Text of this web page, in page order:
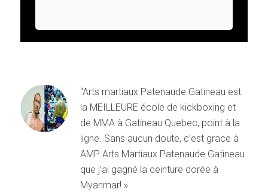
“Arts martiaux Patenaude Gatineau est
la MEILLEURE école de kickboxing et
de MMA à Gatineau Quebec, point à la
ligne. Sans aucun doute, c’est grace à
AMP Arts Martiaux Patenaude Gatineau
que j’ai gagné la ceinture dorée à
Myanmar! »